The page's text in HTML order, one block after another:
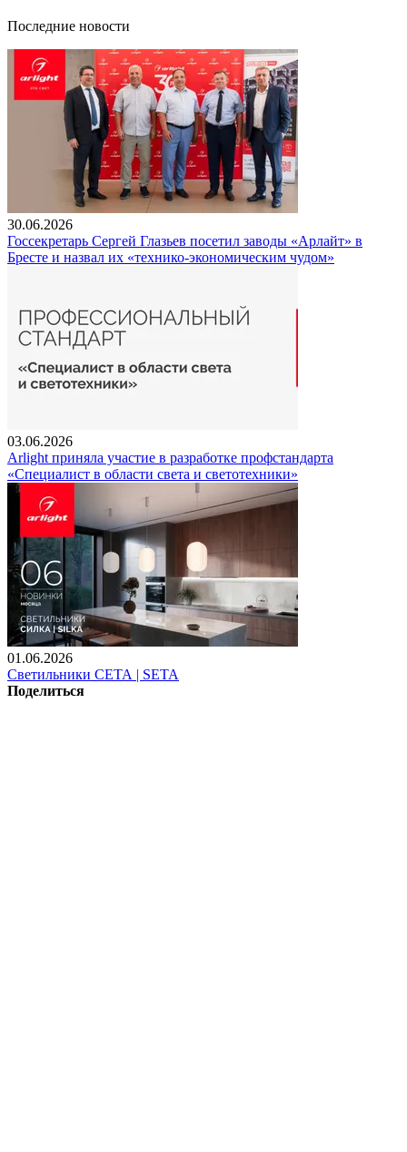
Последние новости
30.06.2026
Госсекретарь Сергей Глазьев посетил заводы «Арлайт» в
Бресте и назвал их «технико-экономическим чудом»
03.06.2026
Arlight приняла участие в разработке профстандарта
«Специалист в области света и светотехники»
01.06.2026
Светильники СЕТА | SETA
Поделиться